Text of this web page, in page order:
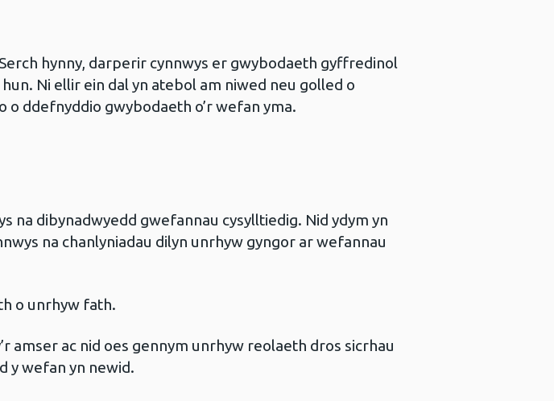
hynny, darperir cynnwys er gwybodaeth gyffredinol
Ni ellir ein dal yn atebol am niwed neu golled o
o ddefnyddio gwybodaeth o’r wefan yma.
na dibynadwyedd gwefannau cysylltiedig. Nid ydym yn
na chanlyniadau dilyn unrhyw gyngor ar wefannau
o unrhyw fath.
amser ac nid oes gennym unrhyw reolaeth dros sicrhau
y wefan yn newid.